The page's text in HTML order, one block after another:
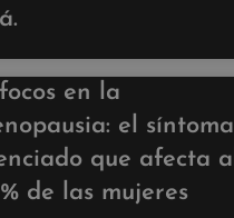
en la
el síntoma
que afecta al
de las mujeres